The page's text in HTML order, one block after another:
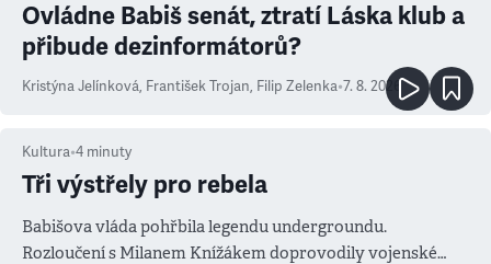
Ovládne Babiš senát, ztratí Láska klub a
přibude dezinformátorů?
Kristýna Jelínková, František Trojan, Filip Zelenka•7. 8. 2026
Kultura•4 minuty
Tři výstřely pro rebela
Babišova vláda pohřbila legendu undergroundu.
Rozloučení s Milanem Knížákem doprovodily vojenské